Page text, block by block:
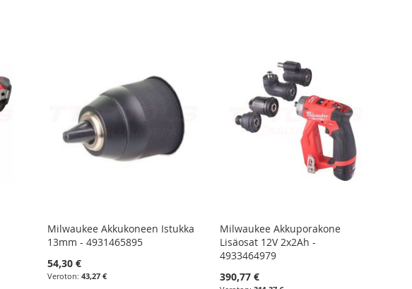
Milwaukee Akkukoneen Istukka
13mm - 4931465895
54,30 €
43,27 €
Milwaukee Akkuporakone
Lisäosat 12V 2x2Ah -
4933464979
390,77 €